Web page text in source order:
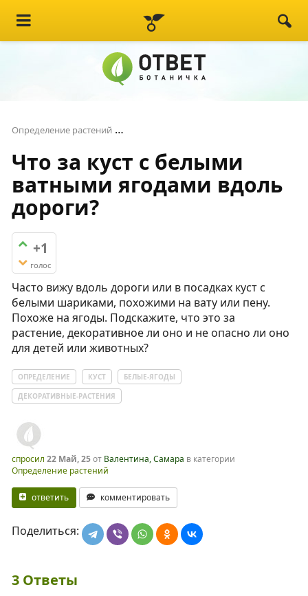
Определение растений
Что за куст с белыми
ватными ягодами вдоль
дороги?
+1
голос
Часто вижу вдоль дороги или в посадках куст с
белыми шариками, похожими на вату или пену.
Похоже на ягоды. Подскажите, что это за
растение, декоративное ли оно и не опасно ли оно
для детей или животных?
ОПРЕДЕЛЕНИЕ КУСТ
БЕЛЫЕ-ЯГОДЫ
ДЕКОРАТИВНЫЕ-РАСТЕНИЯ
спросил 22 Май, 25от Валентина, Самара в категории
Определение растений
ответить комментировать
Поделиться:
3 Ответы